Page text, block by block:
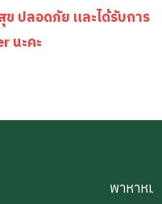
ปลอดภัย และได้รับการ
นะคะ
พาหาหม